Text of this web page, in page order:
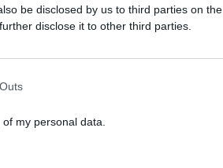
be disclosed by us to third parties on the
disclose it to other third parties.
my personal data.